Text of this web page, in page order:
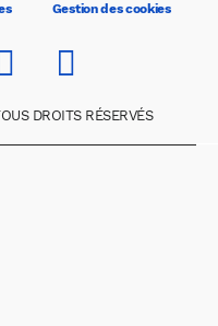
Gestion des cookies
DROITS RÉSERVÉS